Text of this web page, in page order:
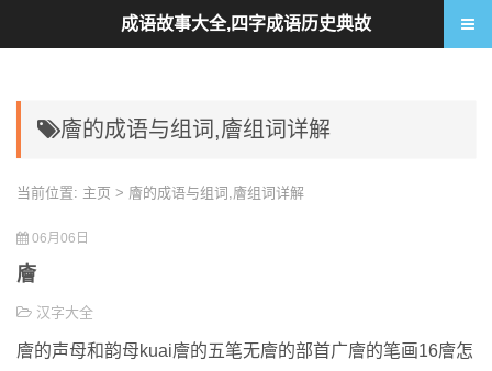
廥的成语与组词,廥组词详解
当前位置: 主页 > 廥的成语与组词,廥组词详解
06月06日
廥
汉字大全
廥的声母和韵母kuai廥的五笔无廥的部首广廥的笔画16廥怎
成语故事大全,四字成语历史典故